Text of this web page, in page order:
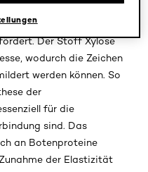
Konturen und mildert
der Zellen zwischen
Der Stoff Xylose
wodurch die Zeichen
werden können. So
der
für die
sind. Das
an Botenproteine
der Elastizität